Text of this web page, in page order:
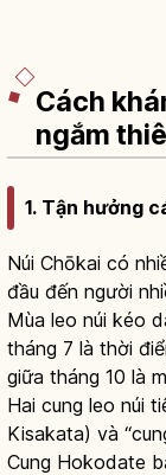
Cách
ngắm
1. Tận hưởng
Núi Chōkai có
đầu đến người
Mùa leo núi kéo
tháng 7 là thời
giữa tháng 10 là
Hai cung leo núi
Kisakata) và
Cung Hokodate